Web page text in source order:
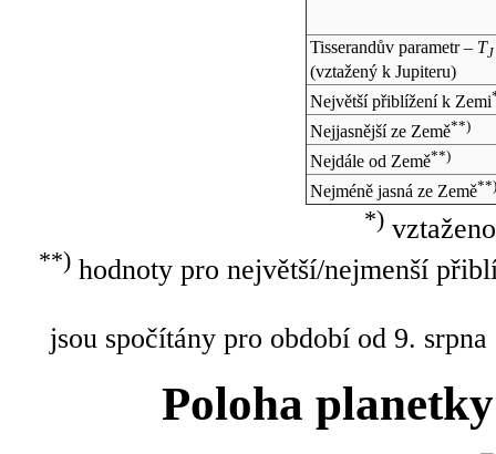
Tisserandův parametr – TJ
(vztažený k Jupiteru)
Největší přiblížení k Zemi
Nejjasnější ze Země**)
Nejdále od Země**)
Nejméně jasná ze Země**)
*)
**)hodnoty pro největší/nejmenší
jsou spočítány pro období od 9.
Poloha